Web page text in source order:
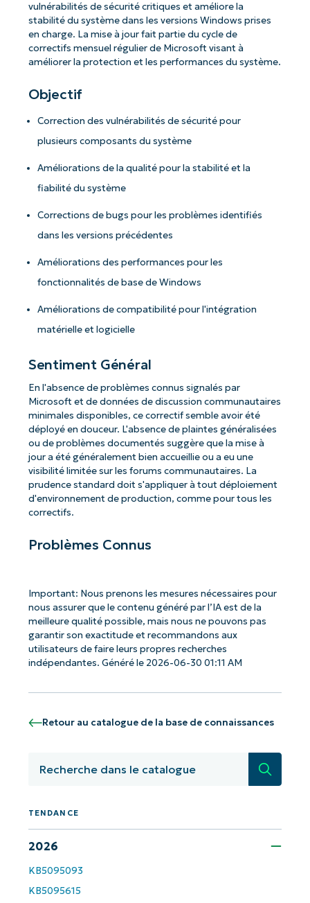
vulnérabilités de sécurité critiques et améliore la
stabilité du système dans les versions Windows prises
en charge. La mise à jour fait partie du cycle de
correctifs mensuel régulier de Microsoft visant à
améliorer la protection et les performances du système.
Objectif
Correction des vulnérabilités de sécurité pour
plusieurs composants du système
Améliorations de la qualité pour la stabilité et la
fiabilité du système
Corrections de bugs pour les problèmes identifiés
dans les versions précédentes
Améliorations des performances pour les
fonctionnalités de base de Windows
Améliorations de compatibilité pour l'intégration
matérielle et logicielle
Sentiment Général
En l'absence de problèmes connus signalés par
Microsoft et de données de discussion communautaires
minimales disponibles, ce correctif semble avoir été
déployé en douceur. L'absence de plaintes généralisées
ou de problèmes documentés suggère que la mise à
jour a été généralement bien accueillie ou a eu une
visibilité limitée sur les forums communautaires. La
prudence standard doit s'appliquer à tout déploiement
d'environnement de production, comme pour tous les
correctifs.
Problèmes Connus
Important: Nous prenons les mesures nécessaires pour
nous assurer que le contenu généré par l’IA est de la
meilleure qualité possible, mais nous ne pouvons pas
garantir son exactitude et recommandons aux
utilisateurs de faire leurs propres recherches
indépendantes. Généré le 2026-06-30 01:11 AM
Retour au catalogue de la base de connaissances
TENDANCE
2026
KB5095093
KB5095615
Commencez avec les analyses de KB
Prénom
Nom*